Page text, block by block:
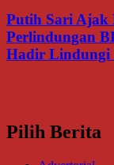
Putih Sari
Perlindungan
Hadir Lindungi
Pilih Berita